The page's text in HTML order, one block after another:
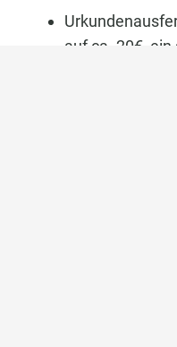
auf ca. 20€,